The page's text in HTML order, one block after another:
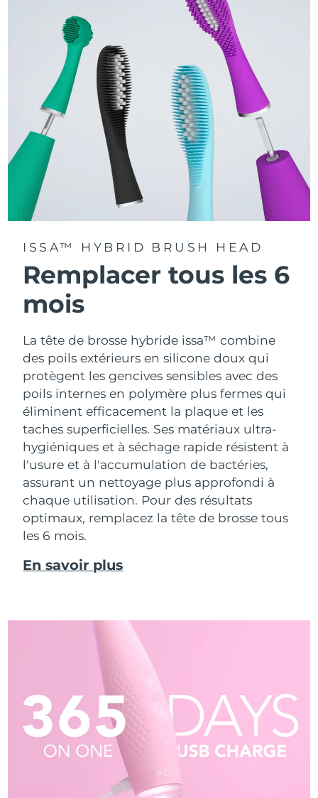
La technologie Sonic Pulse délivre 11 000 pulsations par
minute.
Accédez à des modes de brossage personnalisés via
l'application FOREO For You.
ISSA™ HYBRID BRUSH HEAD
Remplacer tous les 6
mois
La tête de brosse hybride issa™ combine
des poils extérieurs en silicone doux qui
protègent les gencives sensibles avec des
poils internes en polymère plus fermes qui
éliminent efficacement la plaque et les
taches superficielles. Ses matériaux ultra-
hygiéniques et à séchage rapide résistent à
l'usure et à l'accumulation de bactéries,
assurant un nettoyage plus approfondi à
chaque utilisation. Pour des résultats
optimaux, remplacez la tête de brosse tous
les 6 mois.
En savoir plus